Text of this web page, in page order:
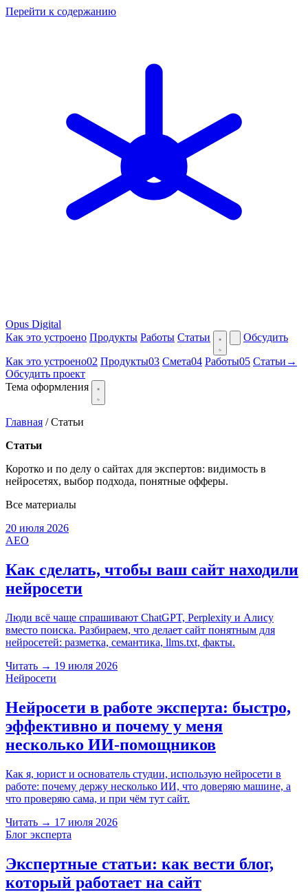
Перейти к содержанию
Opus Digital
Как это устроено Продукты Работы Статьи Обсудить
Как это устроено02 Продукты03 Смета04 Работы05 Статьи →
Обсудить проект
Тема оформления
Главная / Статьи
Статьи
Коротко и по делу о сайтах для экспертов: видимость в
нейросетях, выбор подхода, понятные офферы.
Все материалы
20 июля 2026
AEO
Как сделать, чтобы ваш сайт находили
нейросети
Люди всё чаще спрашивают ChatGPT, Perplexity и Алису
вместо поиска. Разбираем, что делает сайт понятным для
нейросетей: разметка, семантика, llms.txt, факты.
Читать → 19 июля 2026
Нейросети
Нейросети в работе эксперта: быстро,
эффективно и почему у меня
несколько ИИ-помощников
Как я, юрист и основатель студии, использую нейросети в
работе: почему держу несколько ИИ, что доверяю машине, а
что проверяю сама, и при чём тут сайт.
Читать → 17 июля 2026
Блог эксперта
Экспертные статьи: как вести блог,
который работает на сайт